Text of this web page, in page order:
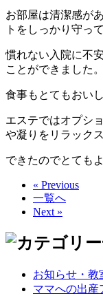
お部屋は清潔感が
トをしっかり守っ
慣れない入院に不
ことができました。
食事もとてもおい
エステではオプシ
や凝りをリラック
できたのでとても
« Previous
一覧へ
Next »
お知らせ・教
ママへの出産